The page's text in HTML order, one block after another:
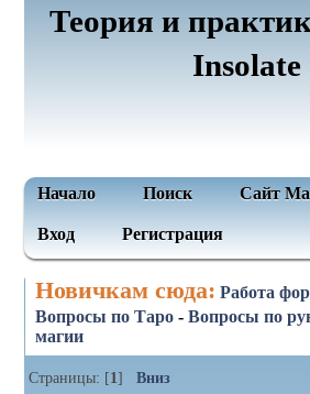
Теория и
Insolate
Начало Поиск Сайт
Вход Регистрация
Новичкам сюда: Работа
Вопросы по Таро -Вопросы по
магии
Страницы: [1]Вниз